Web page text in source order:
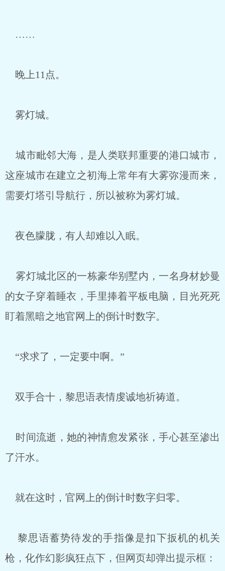
……
晚上11点。
雾灯城。
城市毗邻大海，是人类联邦重要的港口城市，
这座城市在建立之初海上常年有大雾弥漫而来，
需要灯塔引导航行，所以被称为雾灯城。
夜色朦胧，有人却难以入眠。
雾灯城北区的一栋豪华别墅内，一名身材妙曼
的女子穿着睡衣，手里捧着平板电脑，目光死死
盯着黑暗之地官网上的倒计时数字。
“求求了，一定要中啊。”
双手合十，黎思语表情虔诚地祈祷道。
时间流逝，她的神情愈发紧张，手心甚至渗出
了汗水。
就在这时，官网上的倒计时数字归零。
黎思语蓄势待发的手指像是扣下扳机的机关
枪，化作幻影疯狂点下，但网页却弹出提示框：